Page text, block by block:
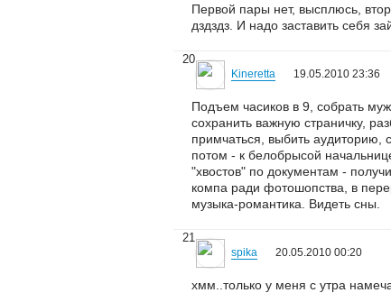
Первой пары нет, высплюсь,
дздздз. И надо заставить себя
20
Kineretta 19.05.2010 23:36
Подъем часиков в 9, собрать
сохранить важную страничку,
примчаться, выбить аудиторию,
потом - к белобрысой
"хвостов" по документам -
компа ради фотошопства, в
музыка-романтика. Видеть сны.
21
spika 20.05.2010 00:20
хмм..только у меня с утра